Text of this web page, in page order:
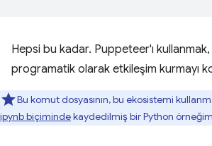
Hepsi bu kadar. Puppeteer'ı
programatik olarak etkileşim kurmayı
Bu komut dosyasının, bu ekosistemi
ipynb biçimindekaydedilmiş bir Python